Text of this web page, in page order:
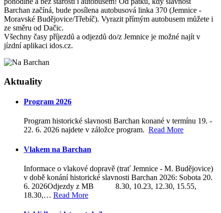
Barchan začíná, bude posílena autobusová linka 370 (Jemnice -
Moravské Budějovice/Třebíč). Vyrazit přímým autobusem můžete i
ze směru od Dačic.
Všechny časy příjezdů a odjezdů do/z Jemnice je možné najít v
jízdní aplikaci idos.cz.
Aktuality
Program 2026
Program historické slavnosti Barchan konané v termínu 19. -
22. 6. 2026 najdete v záložce program. Read More
Vlakem na Barchan
Informace o vlakové dopravě (trať Jemnice - M. Budějovice)
v době konání historické slavnosti Barchan 2026: Sobota 20.
6. 2026Odjezdy z MB 8.30, 10.23, 12.30, 15.55,
18.30,… Read More